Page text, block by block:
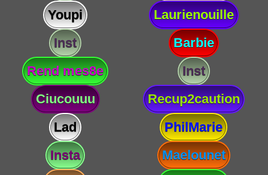
Youpi
Laurienouille
Inst
Barbie
Rend mes8e
Inst
Ciucouuu
Recup2caution
Lad
PhilMarie
Insta
Maelounet